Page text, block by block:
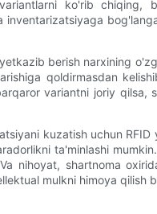
ko'rib chiqing,
berish narxining
qoldirmasdan
variantni joriy qilsa,
kuzatish uchun
ta'minlashi
nihoyat, shartnoma
mulkni himoya qilish